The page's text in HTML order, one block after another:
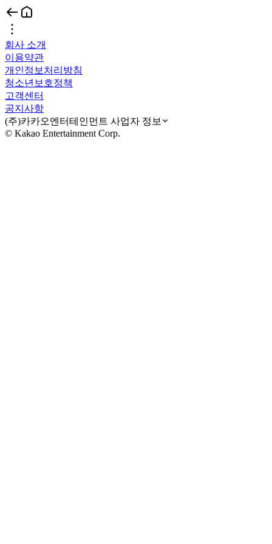
회사 소개
이용약관
개인정보처리방침
청소년보호정책
고객센터
공지사항
(주)카카오엔터테인먼트 사업자 정보
© Kakao Entertainment Corp.